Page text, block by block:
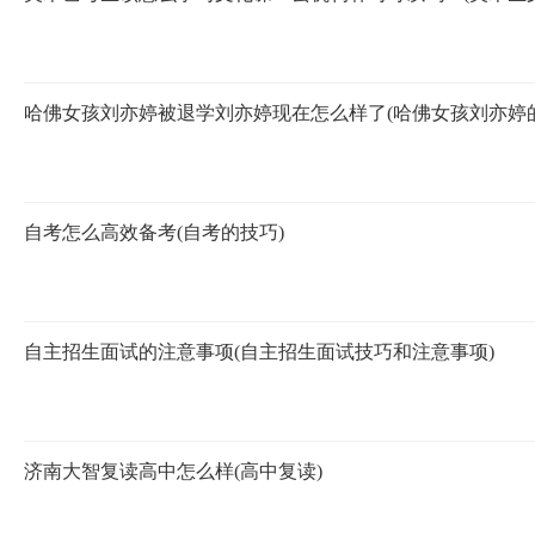
哈佛女孩刘亦婷被退学刘亦婷现在怎么样了(哈佛女孩刘亦婷
自考怎么高效备考(自考的技巧)
自主招生面试的注意事项(自主招生面试技巧和注意事项)
济南大智复读高中怎么样(高中复读)